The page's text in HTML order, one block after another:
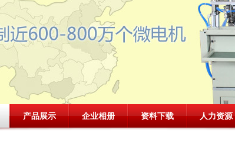
产品展示 企业相册 资料下载 人力资源